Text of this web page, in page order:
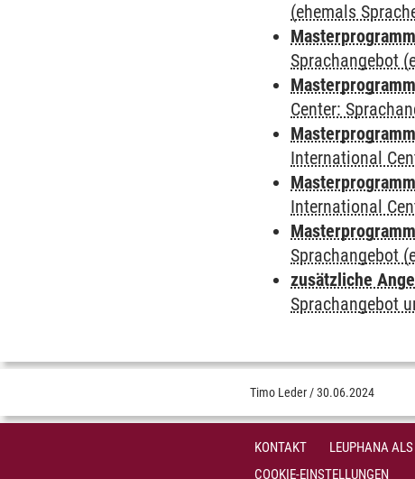
(ehemals
Sprachangebot
Center:
International
International
Sprachangebot
zusätzliche
Sprachangebot
Timo Leder /30.06.2024
KONTAKT LEUPHANA
COOKIE-EINSTELLUNGEN